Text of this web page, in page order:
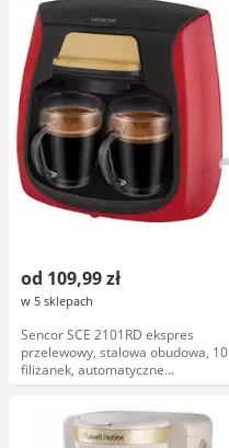
od 109,99 zł
w 5 sklepach
Sencor SCE 2101RD ekspres
przelewowy, stalowa obudowa, 10
filiżanek, automatyczne
wyłączanie, filtr węglowy